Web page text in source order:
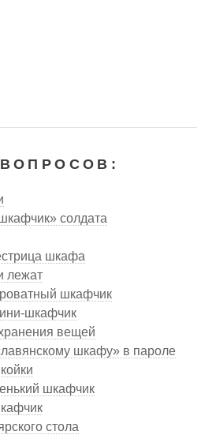
солдата
шкафа
лежат
шкафчик
шкафчик
вещей
шкафу» в пароле
шкафчик
стола